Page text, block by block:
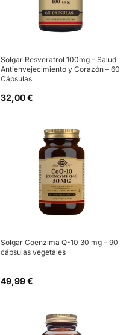
Solgar Resveratrol 100mg – Salud
Antienvejecimiento y Corazón – 60
Cápsulas
32,00 €
Solgar Coenzima Q-10 30 mg – 90
cápsulas vegetales
49,99 €